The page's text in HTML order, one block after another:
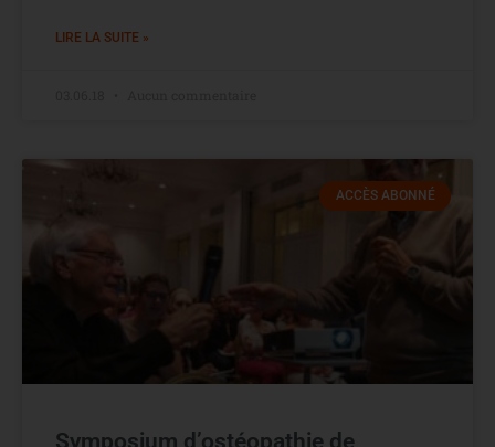
LIRE LA SUITE »
ACCÈS ABONNÉ
Symposium d’ostéopathie de